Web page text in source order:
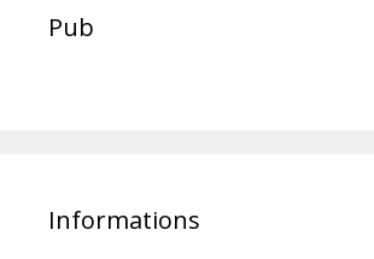
Pub
Informations